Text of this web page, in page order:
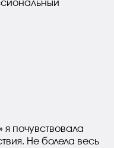
я почувствовала
Не болела весь